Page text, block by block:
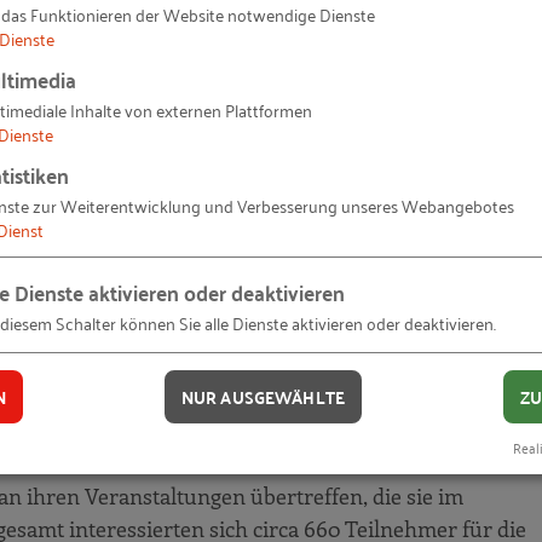
RG-Bau im RKW Kompetenzzentrum hat sich erfolgreich
und vier Fachveranstaltungen auf der BAU
für Architektur, Materialien und Systeme in
Messeauftritt der RG-Bau war ein voller Erfolg
Bau an ihren Ständen in der Halle B0 und der Halle C3
an sechs Tagen vorstellen. In vielen informativen
„Digitalisierung des Bauens“,
Personalentwicklung“ aktuell sind und die
ihren Veranstaltungen übertreffen, die sie im
interessierten sich circa 660 Teilnehmer für die
Funktionieren der Website notwendige Dienste
Dienste
Inhalte von externen Plattformen
Dienste
zur Weiterentwicklung und Verbesserung unseres Webangebotes
Dienste aktivieren oder deaktivieren
Schalter können Sie alle Dienste aktivieren oder deaktivieren.
NUR AUSGEWÄHLTE